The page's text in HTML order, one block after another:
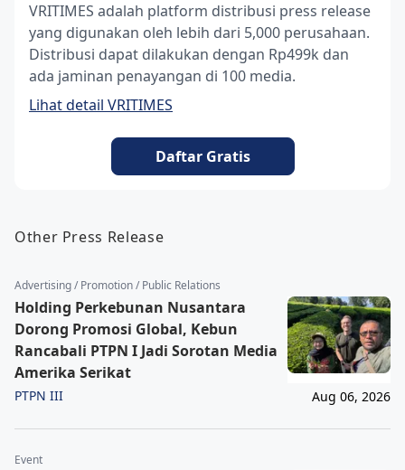
VRITIMES adalah platform distribusi press release
yang digunakan oleh lebih dari 5,000 perusahaan.
Distribusi dapat dilakukan dengan Rp499k dan
ada jaminan penayangan di 100 media.
Lihat detail VRITIMES
Daftar Gratis
Other Press Release
Advertising / Promotion / Public Relations
Holding Perkebunan Nusantara
Dorong Promosi Global, Kebun
Rancabali PTPN I Jadi Sorotan Media
Amerika Serikat
PTPN III Aug 06, 2026
Event